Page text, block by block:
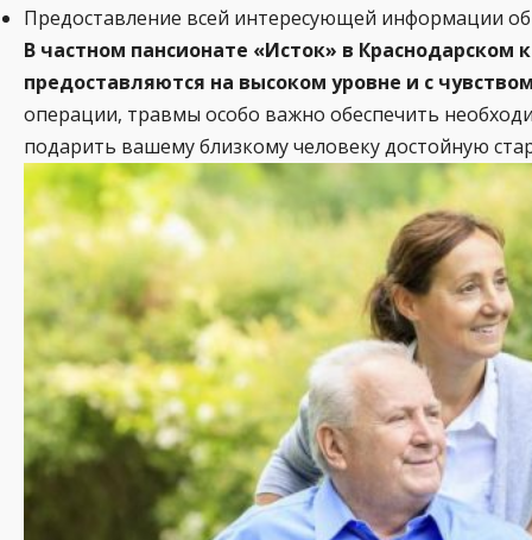
Предоставление всей интересующей информации об
В частном пансионате «Исток» в
предоставляются на высоком уровне и с
операции, травмы особо важно обеспечить
подарить вашему близкому человеку достойную